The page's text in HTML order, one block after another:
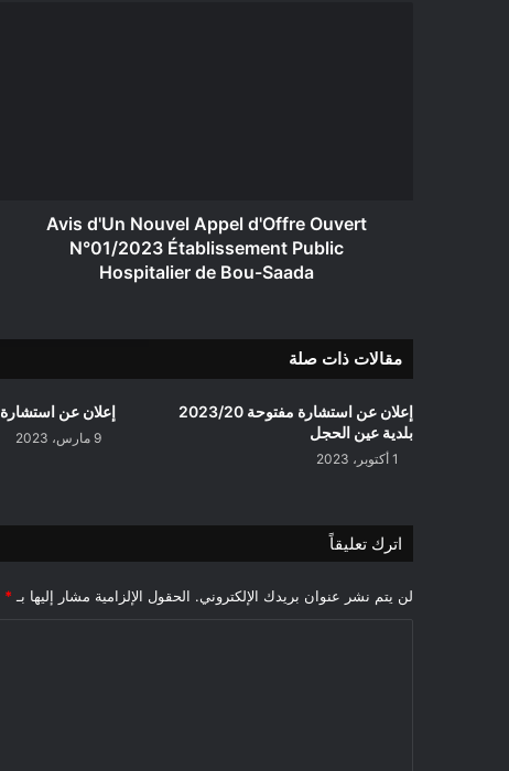
Hospitalier
Avis d'Un Nouvel Appel d'Offre Ouvert
N°01/2023 Établissement Public
Hospitalier de Bou-Saada
مقالات ذات صلة
إعلان عن استشارة مفتوحة 2023/20
بلدية عين الحجل
1 أكتوبر، 2023
إعلان عن استشارة 2023/15 بلدية مقــرة
9 مارس، 2023
اترك تعليقاً
لن يتم نشر عنوان بريدك الإلكتروني. الحقول الإلزامية مشار إليها بـ *